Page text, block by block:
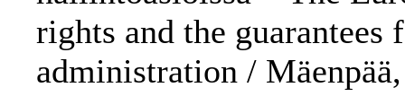
rights and the
administration /